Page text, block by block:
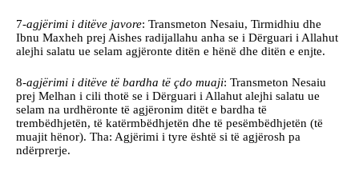
7-agjërimi i ditëve javore: Transmeton Nesaiu, Tirmidhiu dhe
Ibnu Maxheh prej Aishes radijallahu anha se i Dërguari i Allahut
alejhi salatu ue selam agjëronte ditën e hënë dhe ditën e enjte.
8-agjërimi i ditëve të bardha të çdo muaji: Transmeton Nesaiu
prej Melhan i cili thotë se i Dërguari i Allahut alejhi salatu ue
selam na urdhëronte të agjëronim ditët e bardha të
trembëdhjetën, të katërmbëdhjetën dhe të pesëmbëdhjetën (të
muajit hënor). Tha: Agjërimi i tyre është si të agjërosh pa
ndërprerje.